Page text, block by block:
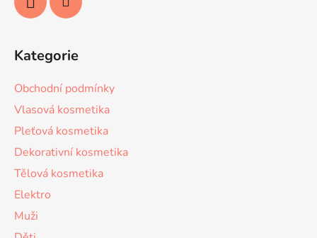
Kategorie
Obchodní podmínky
Vlasová kosmetika
Pleťová kosmetika
Dekorativní kosmetika
Tělová kosmetika
Elektro
Muži